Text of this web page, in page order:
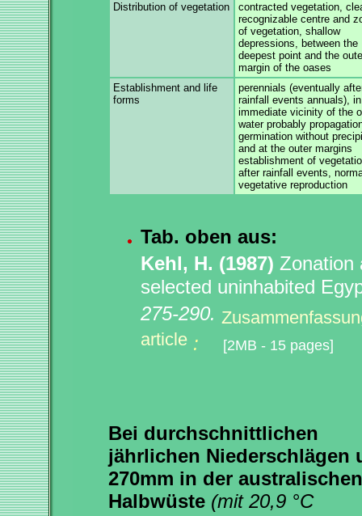
Distribution of vegetation
contracted vegetation,
recognizable centre and
of vegetation, shallow
depressions, between the
deepest point and the
margin of the oases
Establishment and life
forms
perennials (eventually
rainfall events annuals),
immediate vicinity of the
water probably
germination without
and at the outer margins
establishment of
after rainfall events,
vegetative reproduction
Tab. oben aus:
Kehl, H. (1987) Zonation
selected uninhabited
275-290.
article : [2MB - 15 pages]
Bei durchschnittlichen
jährlichen Niederschlägen
270mm in der australischen
Halbwüste (mit 20,9 °C